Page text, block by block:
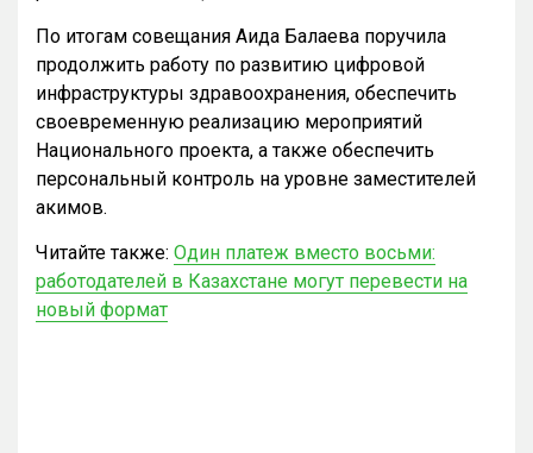
По итогам совещания Аида Балаева поручила
продолжить работу по развитию цифровой
инфраструктуры здравоохранения, обеспечить
своевременную реализацию мероприятий
Национального проекта, а также обеспечить
персональный контроль на уровне заместителей
акимов.
Читайте также: Один платеж вместо восьми:
работодателей в Казахстане могут перевести на
новый формат